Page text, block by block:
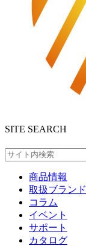
SITE SEARCH
商品情報
取扱ブランド
コラム
イベント
サポート
カタログ